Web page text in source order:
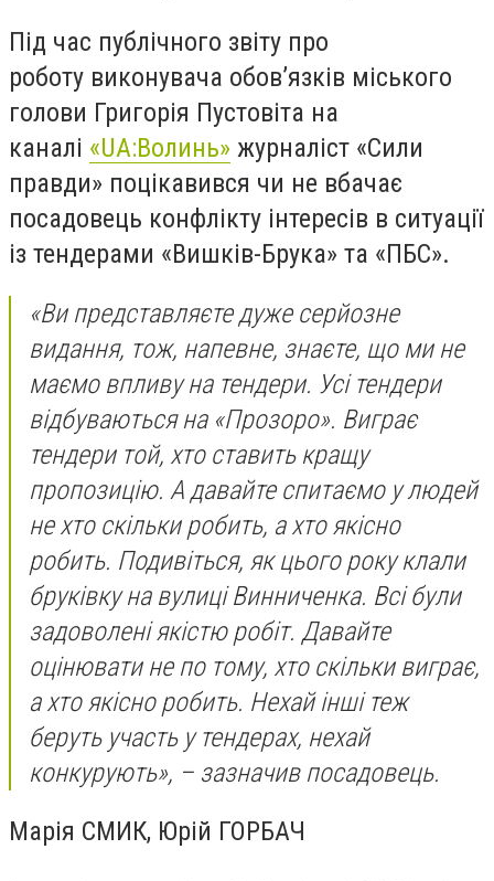
Під час публічного звіту про
роботу виконувача обов’язків міського
голови Григорія Пустовіта на
каналі «UA:Волинь» журналіст «Сили
правди» поцікавився чи не вбачає
посадовець конфлікту інтересів в ситуації
із тендерами «Вишків-Брука» та «ПБС».
«Ви представляєте дуже серйозне
видання, тож, напевне, знаєте, що ми не
маємо впливу на тендери. Усі тендери
відбуваються на «Прозоро». Виграє
тендери той, хто ставить кращу
пропозицію. А давайте спитаємо у людей
не хто скільки робить, а хто якісно
робить. Подивіться, як цього року клали
бруківку на вулиці Винниченка. Всі були
задоволені якістю робіт. Давайте
оцінювати не по тому, хто скільки виграє,
а хто якісно робить. Нехай інші теж
беруть участь у тендерах, нехай
конкурують», – зазначив посадовець.
Марія СМИК, Юрій ГОРБАЧ